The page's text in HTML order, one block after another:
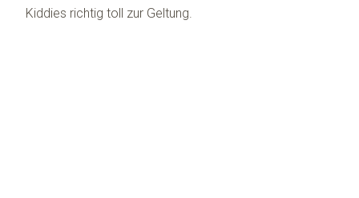
Kiddies richtig toll zur Geltung.